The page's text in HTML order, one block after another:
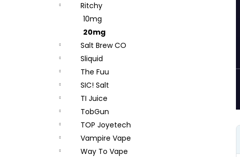
Ritchy
10mg
20mg
Salt Brew CO
Sliquid
The Fuu
SIC! Salt
TI Juice
TobGun
TOP Joyetech
Vampire Vape
Way To Vape